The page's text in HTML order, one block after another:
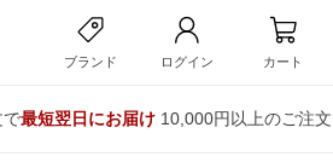
ブランド ログイン カート
で最短翌日にお届け10,000円以上のご注